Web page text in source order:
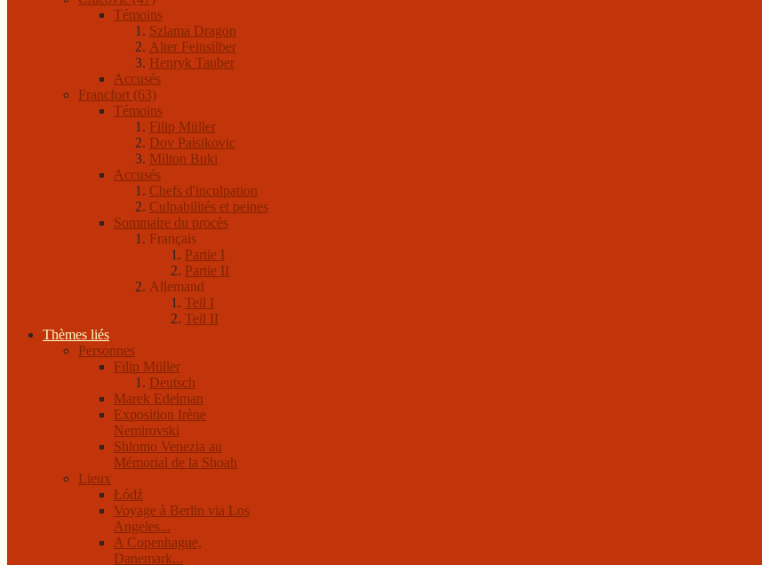
Témoins
Szlama Dragon
Alter Feinsilber
Henryk Tauber
Accusés
Francfort (63)
Témoins
Filip Müller
Dov Paisikovic
Milton Buki
Accusés
Chefs d'inculpation
Culpabilités et peines
Sommaire du procès
Français
Partie I
Partie II
Allemand
Teil I
Teil II
Thèmes liés
Personnes
Filip Müller
Deutsch
Marek Edelman
Exposition Irène
Nemirovski
Shlomo Venezia au
Mémorial de la Shoah
Lieux
Łódź
Voyage à Berlin via Los
Angeles...
A Copenhague,
Danemark...